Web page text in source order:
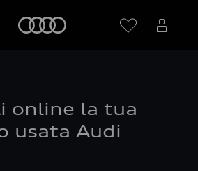
online la tua
usata Audi